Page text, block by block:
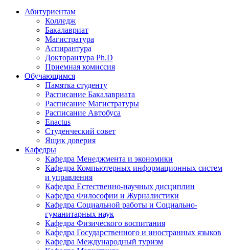
Абитуриентам
Колледж
Бакалавриат
Магистратура
Аспирантура
Докторантура Ph.D
Приемная комиссия
Обучающимся
Памятка студенту
Расписание Бакалавриата
Расписание Магистратуры
Расписание Автобуса
Enactus
Студенческий совет
Ящик доверия
Кафедры
Кафедра Менеджмента и экономики
Кафедра Компьютерных информационных систем
и управления
Кафедра Естественно-научных дисциплин
Кафедра Философии и Журналистики
Кафедра Социальной работы и Социально-
гуманитарных наук
Кафедра Физического воспитания
Кафедра Государственного и иностранных языков
Кафедра Международный туризм